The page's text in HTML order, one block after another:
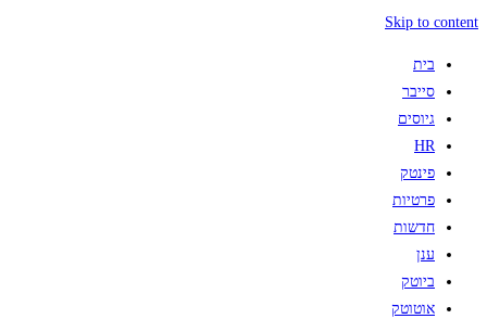
Skip to content
בית
סייבר
גיוסים
HR
פינטק
פרטיות
חדשות
ענן
ביוטק
אוטוטק